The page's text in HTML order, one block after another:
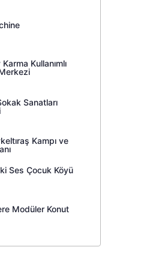
Kullanımlı
Sanatları
Kampı ve
Ses Çocuk Köyü
Modüler Konut